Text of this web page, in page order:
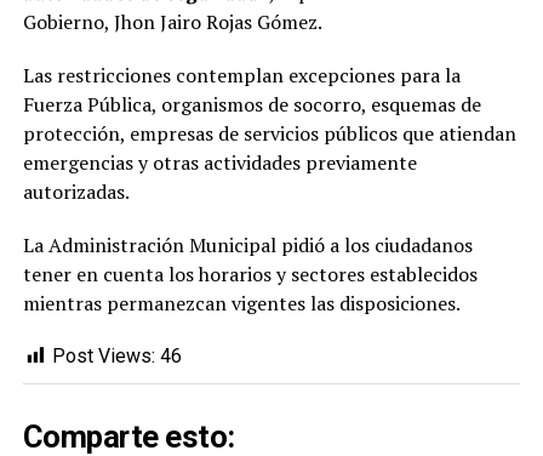
Gobierno, Jhon Jairo Rojas Gómez.
Las restricciones contemplan excepciones para la
Fuerza Pública, organismos de socorro, esquemas de
protección, empresas de servicios públicos que atiendan
emergencias y otras actividades previamente
autorizadas.
La Administración Municipal pidió a los ciudadanos
tener en cuenta los horarios y sectores establecidos
mientras permanezcan vigentes las disposiciones.
Post Views: 46
Comparte esto: